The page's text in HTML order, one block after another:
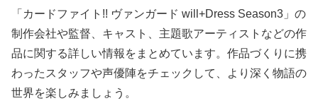
「カードファイト!! ヴァンガード will+Dress Season3」の
制作会社や監督、キャスト、主題歌アーティストなどの作
品に関する詳しい情報をまとめています。作品づくりに携
わったスタッフや声優陣をチェックして、より深く物語の
世界を楽しみましょう。